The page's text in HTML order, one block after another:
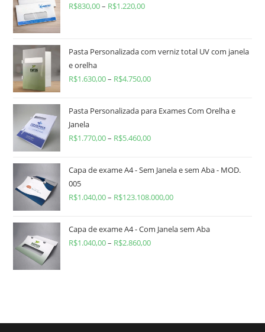
R$830,00– R$1.220,00
Pasta Personalizada com verniz total UV com janela
e orelha
R$1.630,00– R$4.750,00
Pasta Personalizada para Exames Com Orelha e
Janela
R$1.770,00– R$5.460,00
Capa de exame A4 - Sem Janela e sem Aba - MOD.
005
R$1.040,00– R$123.108.000,00
Capa de exame A4 - Com Janela sem Aba
R$1.040,00– R$2.860,00